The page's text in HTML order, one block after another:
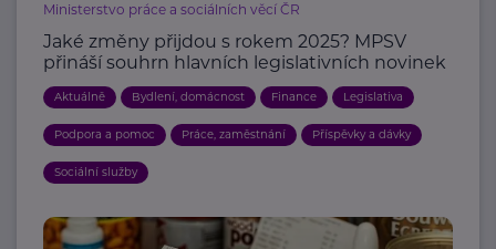
Ministerstvo práce a sociálních věcí ČR
Jaké změny přijdou s rokem 2025? MPSV
přináší souhrn hlavních legislativních novinek
Aktuálně Bydlení, domácnost Finance Legislativa
Podpora a pomoc Práce, zaměstnání Příspěvky a dávky
Sociální služby